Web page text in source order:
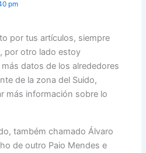
pm
por tus artículos, siempre
por otro lado estoy
datos de los alrededores
de la zona del Suido,
más información sobre lo
também chamado Álvaro
de outro Paio Mendes e